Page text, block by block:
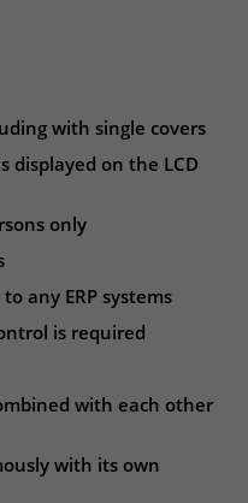
with single covers
displayed on the LCD
only
any ERP systems
is required
with each other
with its own
zu
Daten werde lokal
Unternehmen
genutzt um temporär
speichern